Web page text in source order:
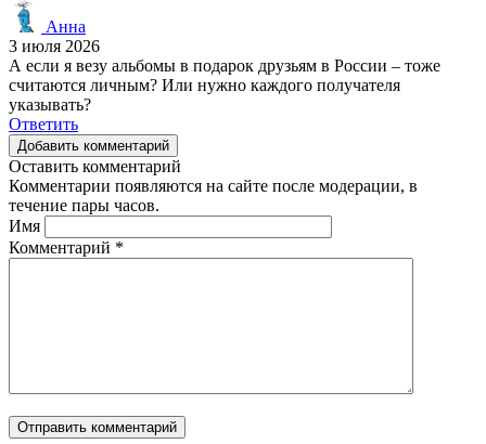
Анна
3 июля 2026
А если я везу альбомы в подарок друзьям в России – тоже
считаются личным? Или нужно каждого получателя
указывать?
Ответить
Добавить комментарий
Оставить комментарий
Комментарии появляются на сайте после модерации, в
течение пары часов.
Имя
Комментарий *